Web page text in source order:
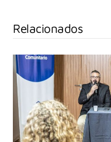
Relacionados